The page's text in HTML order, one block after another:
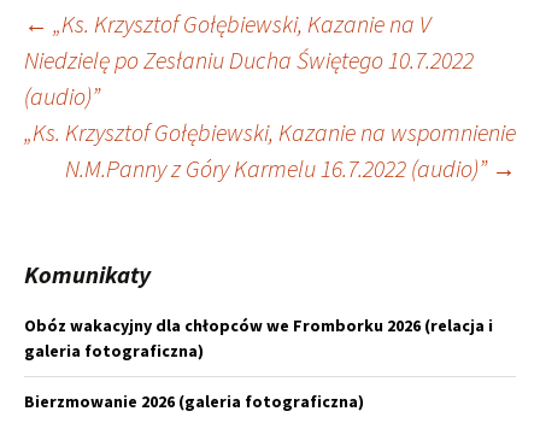
Nawigacja
wpisu
← „Ks. Krzysztof Gołębiewski, Kazanie na V
Niedzielę po Zesłaniu Ducha Świętego 10.7.2022
(audio)”
„Ks. Krzysztof Gołębiewski, Kazanie na wspomnienie
N.M.Panny z Góry Karmelu 16.7.2022 (audio)” →
Komunikaty
Obóz wakacyjny dla chłopców we Fromborku 2026 (relacja i
galeria fotograficzna)
Bierzmowanie 2026 (galeria fotograficzna)